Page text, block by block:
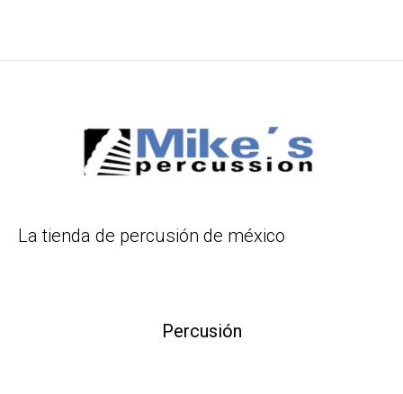
La tienda de percusión de méxico
Percusión